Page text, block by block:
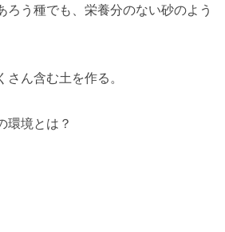
ろう種でも、栄養分のない砂のよう
ん含む土を作る。
環境とは？